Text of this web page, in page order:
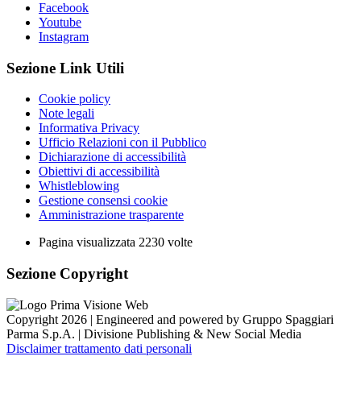
Facebook
Youtube
Instagram
Sezione Link Utili
Cookie policy
Note legali
Informativa Privacy
Ufficio Relazioni con il Pubblico
Dichiarazione di accessibilità
Obiettivi di accessibilità
Whistleblowing
Gestione consensi cookie
Amministrazione trasparente
Pagina visualizzata 2230 volte
Sezione Copyright
Copyright 2026 | Engineered and powered by Gruppo Spaggiari
Parma S.p.A. | Divisione Publishing & New Social Media
Disclaimer trattamento dati personali